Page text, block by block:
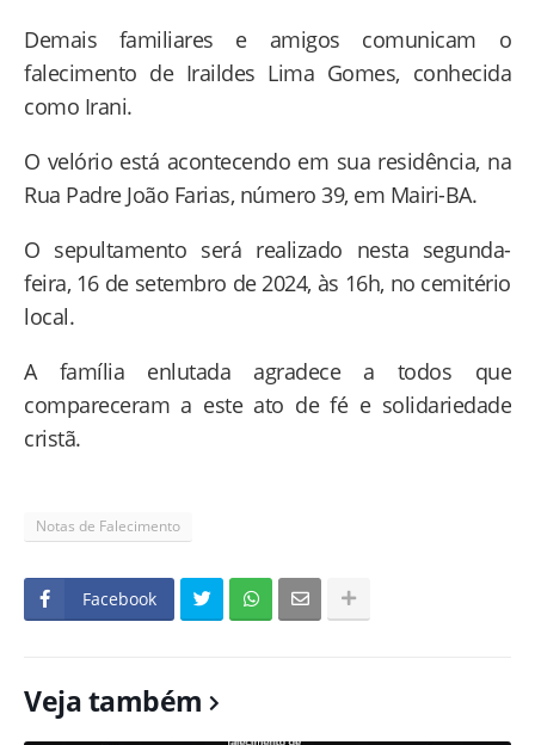
Demais familiares e amigos comunicam o
falecimento de Iraildes Lima Gomes, conhecida
como Irani.
O velório está acontecendo em sua residência, na
Rua Padre João Farias, número 39, em Mairi-BA.
O sepultamento será realizado nesta segunda-
feira, 16 de setembro de 2024, às 16h, no cemitério
local.
A família enlutada agradece a todos que
compareceram a este ato de fé e solidariedade
cristã.
Notas de Falecimento
Facebook
Veja também